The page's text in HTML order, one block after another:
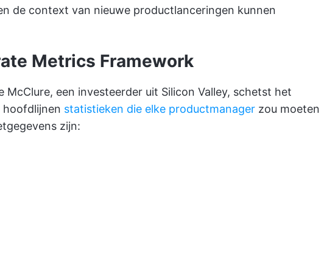
de context van nieuwe productlanceringen kunnen
Metrics Framework
McClure, een investeerder uit Silicon Valley, schetst het
hoofdlijnen statistieken die elke productmanager zou moeten
zijn: